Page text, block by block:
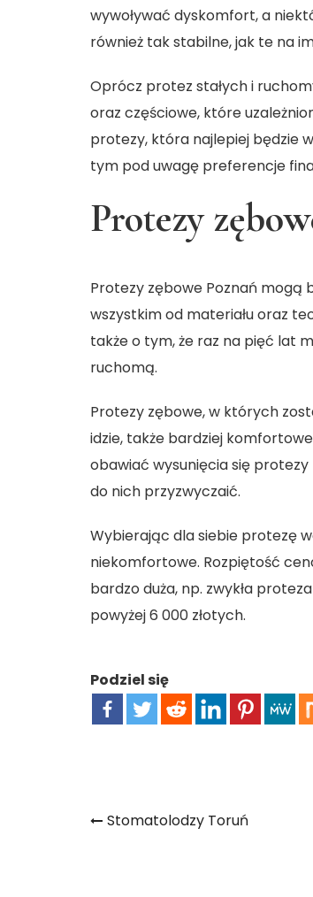
wywoływać dyskomfort, a
również tak stabilne, jak te na
Oprócz protez stałych i
oraz częściowe, które
protezy, która najlepiej będzie
tym pod uwagę preferencje
Protezy
Protezy zębowe Poznań mogą
wszystkim od materiału oraz
także o tym, że raz na pięć lat
ruchomą.
Protezy zębowe, w których
idzie, także bardziej
obawiać wysunięcia się protezy
do nich przyzwyczaić.
Wybierając dla siebie protezę
niekomfortowe. Rozpiętość
bardzo duża, np. zwykła
powyżej 6 000 złotych.
Podziel się
Nawigacja
Stomatolodzy Toruń